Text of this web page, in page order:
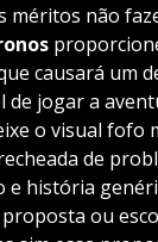
méritos não
causará um
de jogar a
o visual fofo
de
e história
ou